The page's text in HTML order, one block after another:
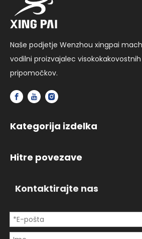
Naše podjetje Wenzhou xingpai
vodilni proizvajalec
pripomočkov.
Kategorija izdelka
Hitre povezave
Kontaktirajte nas